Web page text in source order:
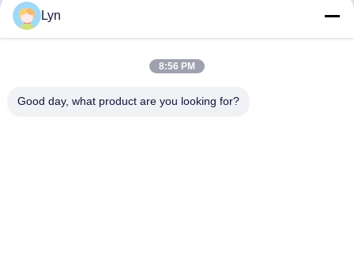
Lyn
8:56 PM
Good day, what product are you looking for?